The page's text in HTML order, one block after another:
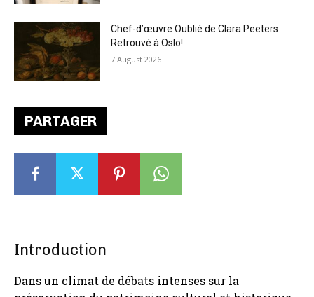
PARTAGER
Introduction
Dans un climat de débats intenses sur la
Chef-d’œuvre Oublié de Clara Peeters
Retrouvé à Oslo!
7 August 2026